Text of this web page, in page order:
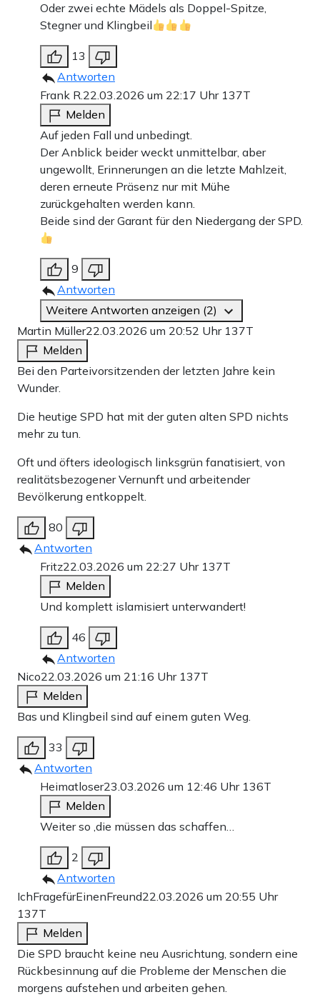
Oder zwei echte Mädels als Doppel-Spitze,
Stegner und Klingbeil
13
Antworten
Frank R.22.03.2026 um 22:17 Uhr 137T
Melden
Auf jeden Fall und unbedingt.
Der Anblick beider weckt unmittelbar, aber
ungewollt, Erinnerungen an die letzte Mahlzeit,
deren erneute Präsenz nur mit Mühe
zurückgehalten werden kann.
Beide sind der Garant für den Niedergang der SPD.
9
Antworten
Weitere Antworten anzeigen (2)
Martin Müller22.03.2026 um 20:52 Uhr 137T
Melden
Bei den Parteivorsitzenden der letzten Jahre kein
Wunder.
Die heutige SPD hat mit der guten alten SPD nichts
mehr zu tun.
Oft und öfters ideologisch linksgrün fanatisiert, von
realitätsbezogener Vernunft und arbeitender
Bevölkerung entkoppelt.
80
Antworten
Fritz22.03.2026 um 22:27 Uhr 137T
Melden
Und komplett islamisiert unterwandert!
46
Antworten
Nico22.03.2026 um 21:16 Uhr 137T
Melden
Bas und Klingbeil sind auf einem guten Weg.
33
Antworten
Heimatloser23.03.2026 um 12:46 Uhr 136T
Melden
Weiter so ,die müssen das schaffen…
2
Antworten
IchFragefürEinenFreund22.03.2026 um 20:55 Uhr
137T
Melden
Die SPD braucht keine neu Ausrichtung, sondern eine
Rückbesinnung auf die Probleme der Menschen die
morgens aufstehen und arbeiten gehen.